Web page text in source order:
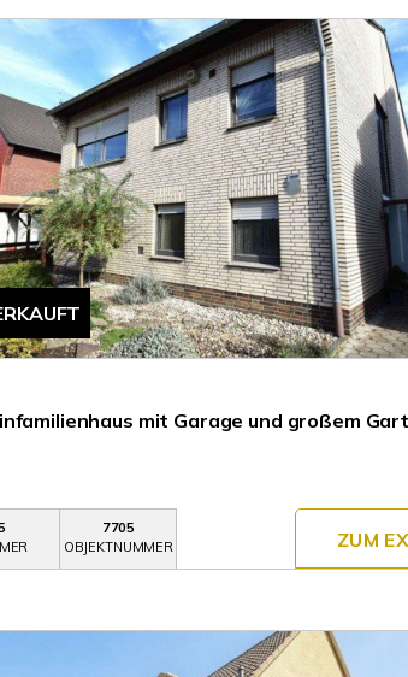
mit Garage und großem
7705
OBJEKTNUMMER
ZUM